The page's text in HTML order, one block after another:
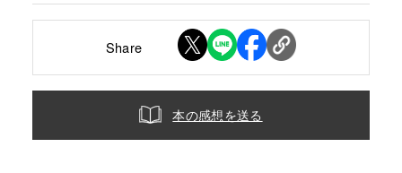
Share
本の感想を送る